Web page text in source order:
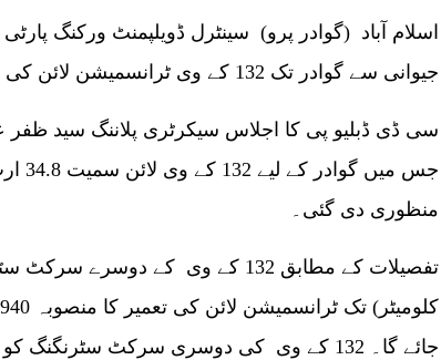
اسلام آباد (گوادر پرو) سینٹرل ڈویلپمنٹ ورکنگ
جیوانی سے گوادر تک 132 کے وی ٹرانسمیشن لائن کی منظوری دے دی۔
سی ڈی ڈبلیو پی کا اجلاس سیکرٹری پلاننگ سید
منظوری دی گئی۔
جائے گا۔ 132 کے وی کی دوسری سرکٹ سٹرنگنگ